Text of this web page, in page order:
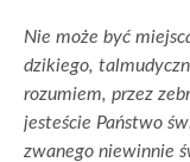
Nie może być
dzikiego,
rozumiem, przez
jesteście Państwo
zwanego niewinnie